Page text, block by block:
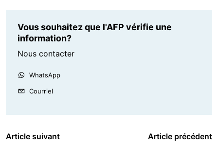
Vous souhaitez que l'AFP vérifie une
information?
Nous contacter
WhatsApp
Courriel
Article suivant Article précédent